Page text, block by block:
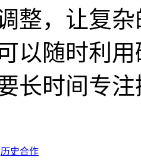
整，让复
以随时利
长时间专
历史合作